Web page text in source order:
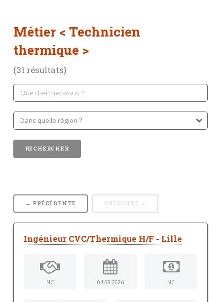
Métier < Technicien
thermique >
(31 résultats)
← PRÉCÉDENTE SUIVANTE →
Ingénieur CVC/Thermique H/F - Lille
NC 04-08-2026 NC